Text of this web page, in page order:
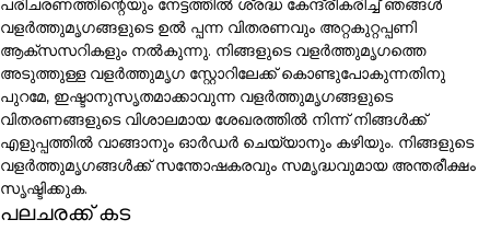
പരിചരണത്തിന്റെയും നേട്ടത്തിൽ ശ്രദ്ധ കേന്ദ്രീകരിച്ച് ഞങ്ങൾ
വളർത്തുമൃഗങ്ങളുടെ ഉൽ പ്പന്ന വിതരണവും അറ്റകുറ്റപ്പണി
ആക്സസറികളും നൽകുന്നു. നിങ്ങളുടെ വളർത്തുമൃഗത്തെ
അടുത്തുള്ള വളർത്തുമൃഗ സ്റ്റോറിലേക്ക് കൊണ്ടുപോകുന്നതിനു
പുറമേ, ഇഷ്ടാനുസൃതമാക്കാവുന്ന വളർത്തുമൃഗങ്ങളുടെ
വിതരണങ്ങളുടെ വിശാലമായ ശേഖരത്തിൽ നിന്ന് നിങ്ങൾക്ക്
എളുപ്പത്തിൽ വാങ്ങാനും ഓർഡർ ചെയ്യാനും കഴിയും. നിങ്ങളുടെ
വളർത്തുമൃഗങ്ങൾക്ക് സന്തോഷകരവും സമൃദ്ധവുമായ അന്തരീക്ഷം
സൃഷ്ടിക്കുക.
പലചരക്ക് കട